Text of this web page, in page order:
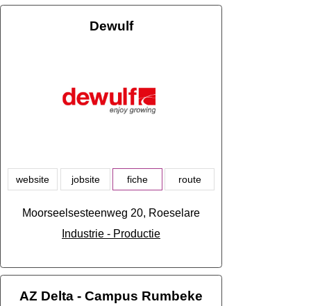
Dewulf
website jobsite fiche route
Moorseelsesteenweg 20, Roeselare
Industrie - Productie
AZ Delta - Campus Rumbeke